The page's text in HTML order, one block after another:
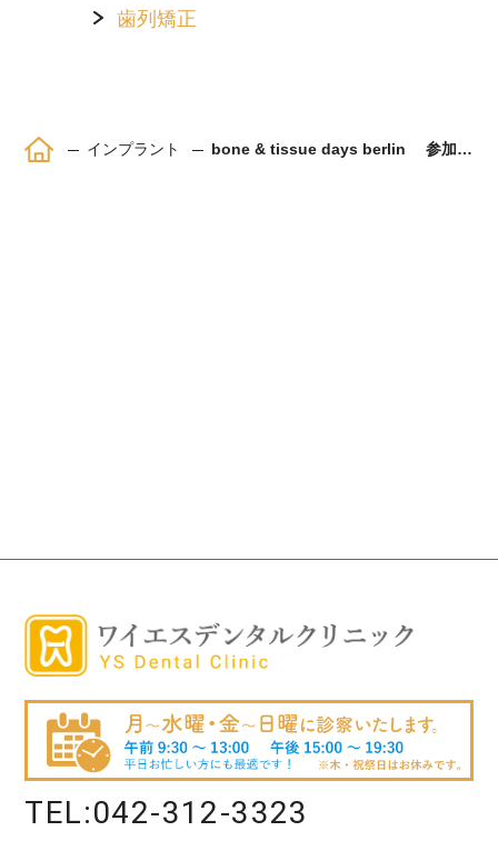
歯列矯正
ホーム インプラント bone & tissue days berlin 参加してきました。
TEL:042-312-3323